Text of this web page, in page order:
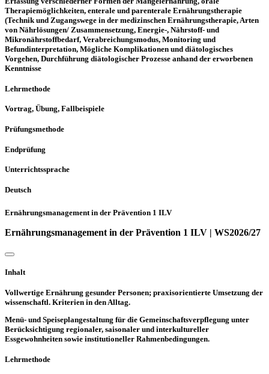
Therapiemöglichkeiten, enterale und parenterale Ernährungstherapie
(Technik und Zugangswege in der medizinschen Ernährungstherapie, Arten
von Nährlösungen/ Zusammensetzung, Energie-, Nährstoff- und
Mikronährstoffbedarf, Verabreichungsmodus, Monitoring und
Befundinterpretation, Mögliche Komplikationen und diätologisches
Vorgehen, Durchführung diätologischer Prozesse anhand der erworbenen
Kenntnisse
Lehrmethode
Vortrag, Übung, Fallbeispiele
Prüfungsmethode
Endprüfung
Unterrichtssprache
Deutsch
Ernährungsmanagement in der Prävention 1 ILV
Ernährungsmanagement in der Prävention 1 ILV | WS2026/27
Inhalt
Vollwertige Ernährung gesunder Personen; praxisorientierte Umsetzung der
wissenschaftl. Kriterien in den Alltag.
Menü- und Speiseplangestaltung für die Gemeinschaftsverpflegung unter
Berücksichtigung regionaler, saisonaler und interkultureller
Essgewohnheiten sowie institutioneller Rahmenbedingungen.
Lehrmethode